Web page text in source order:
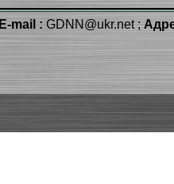
E-mail : GDNN@ukr.net ;